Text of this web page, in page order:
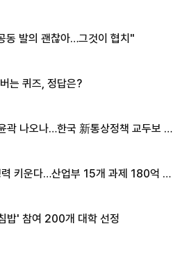
동 발의 괜찮아…그것이 협치"
는 퀴즈, 정답은?
곽 나오나…한국 新통상정책 교두보 활
키운다…산업부 15개 과제 180억 지
밥' 참여 200개 대학 선정